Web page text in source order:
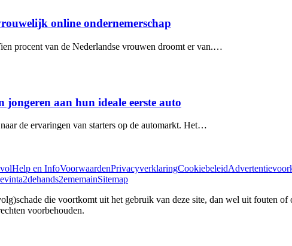
online ondernemerschap
procent van de Nederlandse vrouwen droomt er van.…
aan hun ideale eerste auto
de ervaringen van starters op de automarkt. Het…
Help en InfoVoorwaardenPrivacyverklaringCookiebeleid
2dehands2ememainSitemap
die voortkomt uit het gebruik van deze site, dan wel uit fouten of
voorbehouden.